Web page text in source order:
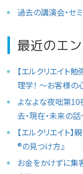
過去の講演会・セ
最近のエ
【エルクリエイト
理学！ 〜お客様の
よなよな夜咄第
去・現在・未来の話
【エルクリエイト
®︎の見つけ方』
お金をかけずに集